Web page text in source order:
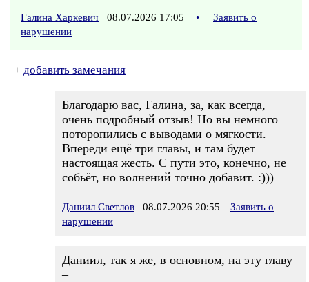
Галина Харкевич 08.07.2026 17:05 •
Заявить о
нарушении
+ добавить замечания
Благодарю вас, Галина, за, как всегда,
очень подробный отзыв! Но вы немного
поторопились с выводами о мягкости.
Впереди ещё три главы, и там будет
настоящая жесть. С пути это, конечно, не
собьёт, но волнений точно добавит. :)))
Даниил Светлов 08.07.2026 20:55
Заявить о
нарушении
Даниил, так я же, в основном, на эту главу
–